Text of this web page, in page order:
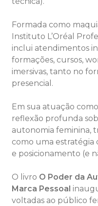
Formada como
Instituto L’Oréal
inclui atendimentos
formações, cursos,
imersivas, tanto no
presencial.
Em sua atuação
reflexão profunda
autonomia feminina,
como uma estratégia
e posicionamento (e
O livro O Poder da
Marca Pessoal
voltadas ao público